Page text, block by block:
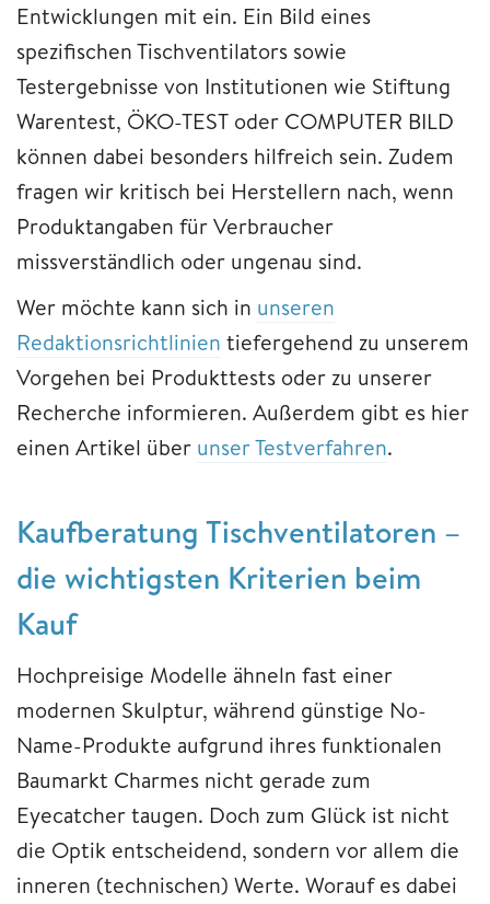
Entwicklungen mit ein. Ein Bild eines
spezifischen Tischventilators sowie
Testergebnisse von Institutionen wie Stiftung
Warentest, ÖKO-TEST oder COMPUTER BILD
können dabei besonders hilfreich sein. Zudem
fragen wir kritisch bei Herstellern nach, wenn
Produktangaben für Verbraucher
missverständlich oder ungenau sind.
Wer möchte kann sich in unseren
Redaktionsrichtlinien tiefergehend zu unserem
Vorgehen bei Produkttests oder zu unserer
Recherche informieren. Außerdem gibt es hier
einen Artikel über unser Testverfahren.
Kaufberatung Tischventilatoren –
die wichtigsten Kriterien beim
Kauf
Hochpreisige Modelle ähneln fast einer
modernen Skulptur, während günstige No-
Name-Produkte aufgrund ihres funktionalen
Baumarkt Charmes nicht gerade zum
Eyecatcher taugen. Doch zum Glück ist nicht
die Optik entscheidend, sondern vor allem die
inneren (technischen) Werte. Worauf es dabei